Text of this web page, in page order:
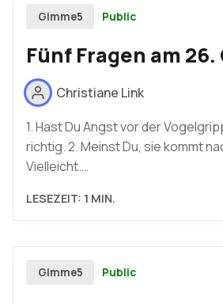
Gimme5 Public
Fünf Fragen am
Christiane Link
1. Hast Du Angst vor der
richtig. 2. Meinst Du, sie kommt
Vielleicht.…
LESEZEIT: 1 MIN.
Gimme5 Public